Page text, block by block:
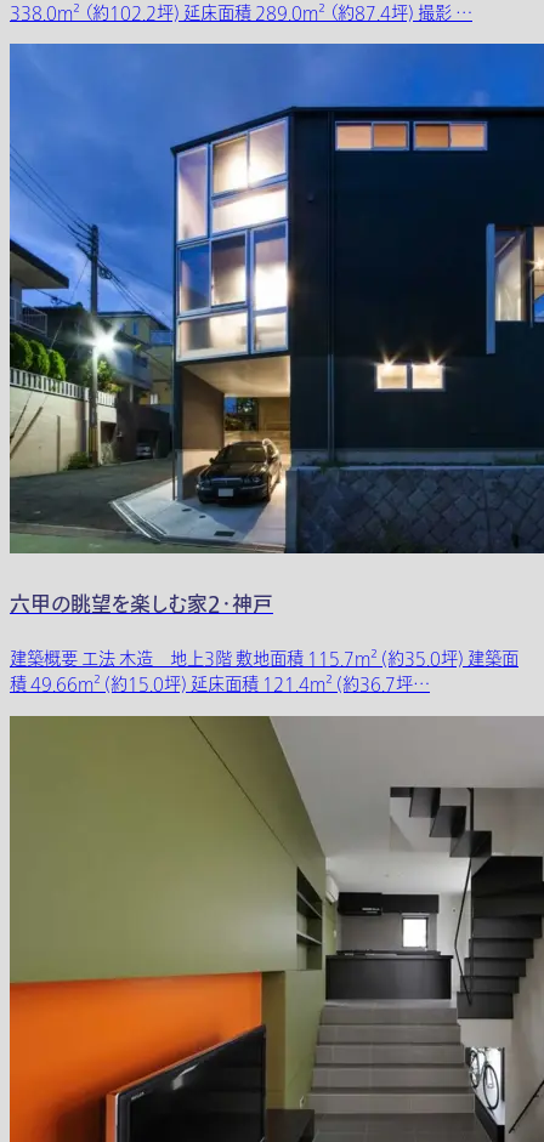
338.0m² （約102.2坪) 延床面積 289.0m² （約87.4坪) 撮影 …
六甲の眺望を楽しむ家2・神戸
建築概要 工法 木造 地上3階 敷地面積 115.7m² (約35.0坪) 建築面
積 49.66m² (約15.0坪) 延床面積 121.4m² (約36.7坪…